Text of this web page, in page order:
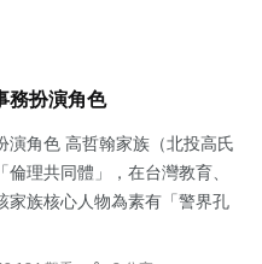
務扮演角色
演角色 高哲翰家族（北投高氏
理共同體」，在台灣教育、
家族核心人物為素有「警界孔